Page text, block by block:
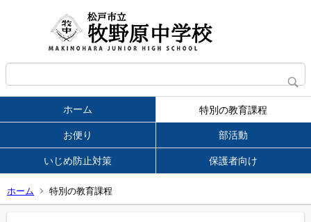
ホーム 特別の教育課程
お便り 部活動
いじめ防止対策 保護者向け
ホーム 特別の教育課程